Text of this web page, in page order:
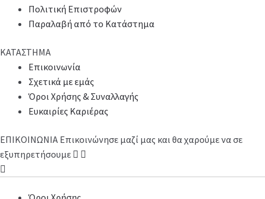
Πολιτική Επιστροφών
Παραλαβή από το Κατάστημα
ΚΑΤΑΣΤΗΜΑ
Επικοινωνία
Σχετικά με εμάς
Όροι Χρήσης & Συναλλαγής
Ευκαιρίες Καριέρας
ΕΠΙΚΟΙΝΩΝΙΑ Επικοινώνησε μαζί μας και θα χαρούμε να σε
εξυπηρετήσουμε